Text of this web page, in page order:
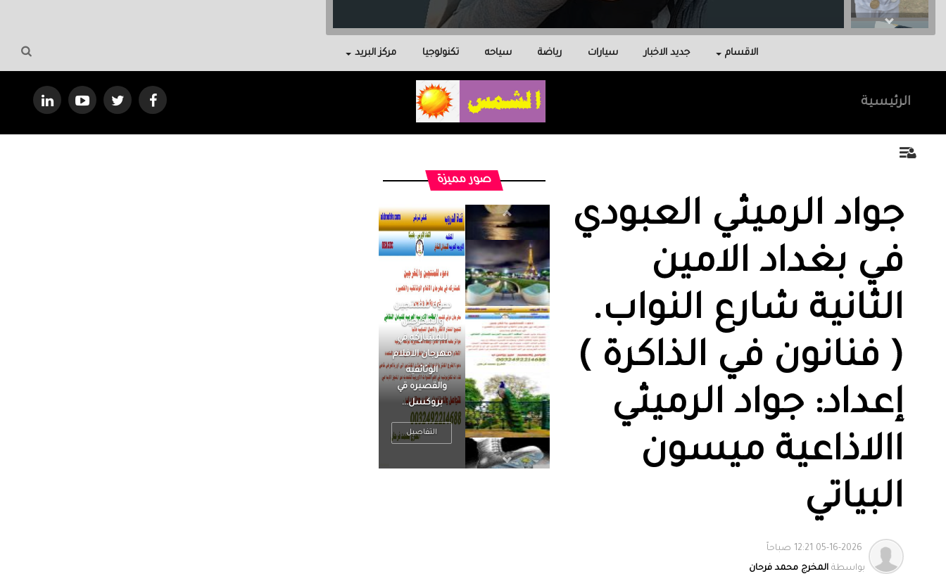
الاقسام جديد الاخبار سيارات رياضة سياحه تكنولوجيا مركز البريد
الرئيسية
‏جواد الرميثي العبودي‏
في ‏بغداد الامين
الثانية شارع النواب‏.
( فنانون في الذاكرة )
إعداد: جواد الرميثي
االاذاعية ميسون
البياتي
بواسطة المخرج محمد فرحان
صور مميزة
الرجل العظيم
يكون مطمئناً ،
يتحرر من القلق
، بينما الرجل
ضيق الأفق
فعادة ما يكون
متوتراً
التفاصيل